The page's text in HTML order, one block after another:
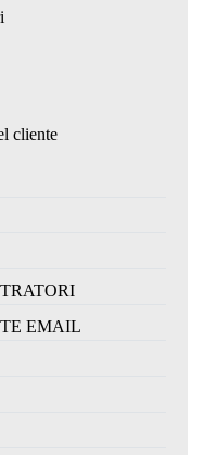
cliente
EMAIL